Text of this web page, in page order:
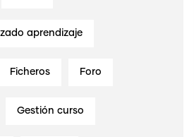
aprendizaje
Ficheros Foro
Gestión curso